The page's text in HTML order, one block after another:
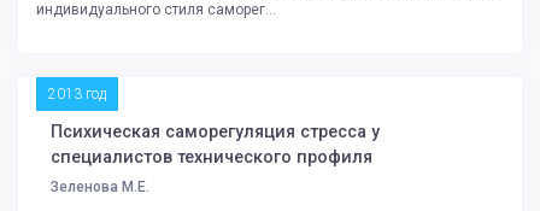
индивидуального стиля саморег...
2013 год
Психическая саморегуляция стресса у
специалистов технического профиля
Зеленова М.Е.